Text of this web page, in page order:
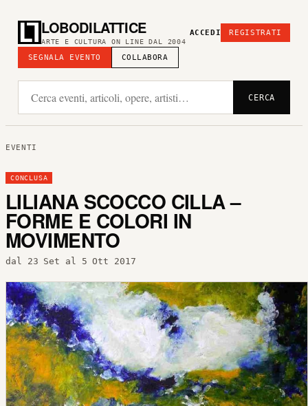
LOBODILATTICE
ARTE E CULTURA ON LINE DAL 2004
SEGNALA EVENTO COLLABORA
ACCEDI REGISTRATI
CERCA
EVENTI
CONCLUSA
LILIANA SCOCCO CILLA –
FORME E COLORI IN
MOVIMENTO
dal 23 Set al 5 Ott 2017